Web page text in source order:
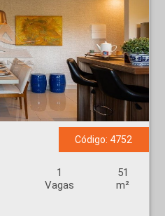
Código: 4752
1
Vagas
51
m²